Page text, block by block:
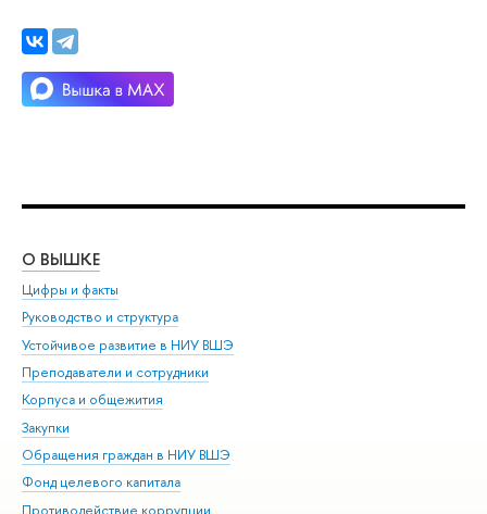
О ВЫШКЕ
Цифры и факты
Руководство и структура
Устойчивое развитие в НИУ ВШЭ
Преподаватели и сотрудники
Корпуса и общежития
Закупки
Обращения граждан в НИУ ВШЭ
Фонд целевого капитала
Противодействие коррупции